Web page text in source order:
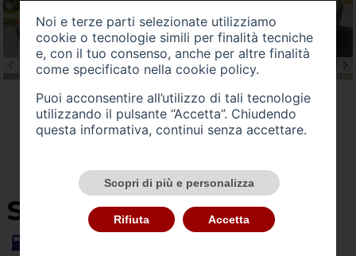
SU QUEST'AUTO
Noi e terze parti selezionate utilizziamo
cookie o tecnologie simili per finalità tecniche
e, con il tuo consenso, anche per altre finalità
come specificato nella cookie policy.
Puoi acconsentire all’utilizzo di tali tecnologie
utilizzando il pulsante “Accetta”. Chiudendo
questa informativa, continui senza accettare.
Scopri di più e personalizza
Rifiuta Accetta